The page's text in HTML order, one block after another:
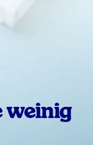
weinig